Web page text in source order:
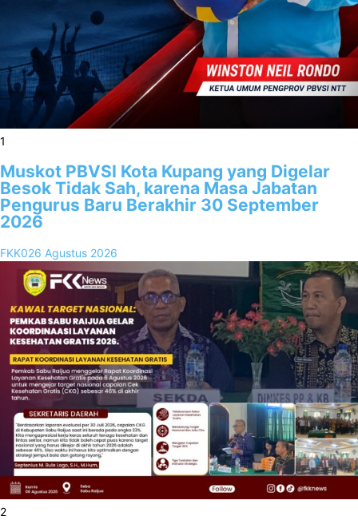
1
Muskot PBVSI Kota Kupang yang Digelar
Besok Tidak Sah, karena Masa Jabatan
Pengurus Baru Berakhir 30 September
2026
FKK026 Agustus 2026
2